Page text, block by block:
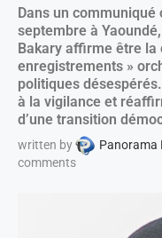
Dans un
septembre à
Bakary affirme être la
enregistrements »
politiques
à la vigilance et
d’une transition
written by Panorama
comments